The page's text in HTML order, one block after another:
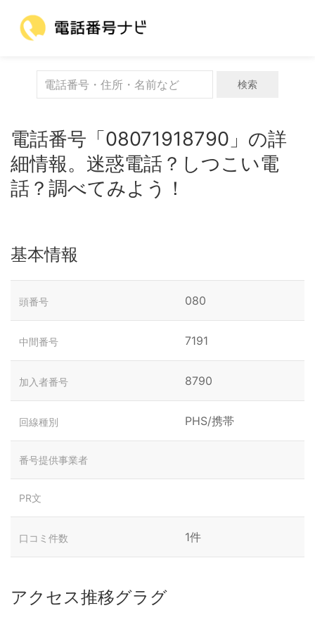
検索
電話番号「08071918790」の詳
細情報。迷惑電話？しつこい電
話？調べてみよう！
基本情報
頭番号 080
中間番号 7191
加入者番号 8790
回線種別 PHS/携帯
番号提供事業者
PR文
口コミ件数 1件
アクセス推移グラグ